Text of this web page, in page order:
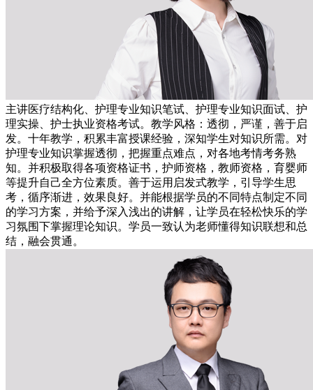
主讲医疗结构化、护理专业知识笔试、护理专业知识面试、护
理实操、护士执业资格考试。教学风格：透彻，严谨，善于启
发。十年教学，积累丰富授课经验，深知学生对知识所需。对
护理专业知识掌握透彻，把握重点难点，对各地考情考务熟
知。并积极取得各项资格证书，护师资格，教师资格，育婴师
等提升自己全方位素质。善于运用启发式教学，引导学生思
考，循序渐进，效果良好。并能根据学员的不同特点制定不同
的学习方案，并给予深入浅出的讲解，让学员在轻松快乐的学
习氛围下掌握理论知识。学员一致认为老师懂得知识联想和总
结，融会贯通。